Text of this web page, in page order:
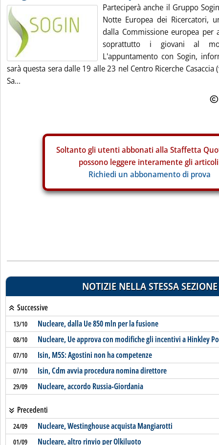
Parteciperà anche il Gruppo
Notte Europea dei Ricercatori,
dalla Commissione europea per
soprattutto i giovani al
L'appuntamento con Sogin,
sarà questa sera dalle 19 alle 23 nel Centro Ricerche Casaccia
Sa...
Soltanto gli utenti abbonati alla Staffetta
possono leggere interamente gli
Richiedi un abbonamento di prova
NOTIZIE NELLA STESSA SEZIONE
Successive
13/10 Nucleare, dalla Ue 850 mln per la fusione
08/10 Nucleare, Ue approva con modifiche gli incentivi a Hinkley
07/10 Isin, M5S: Agostini non ha competenze
07/10 Isin, Cdm avvia procedura nomina direttore
29/09 Nucleare, accordo Russia-Giordania
Precedenti
24/09 Nucleare, Westinghouse acquista Mangiarotti
01/09 Nucleare, altro rinvio per Olkiluoto